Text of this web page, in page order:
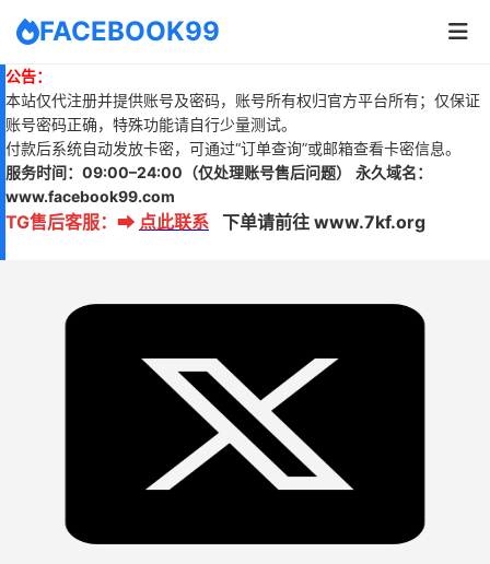
FACEBOOK99
公告：
本站仅代注册并提供账号及密码，账号所有权归官方平台所有；仅保证
账号密码正确，特殊功能请自行少量测试。
付款后系统自动发放卡密，可通过“订单查询”或邮箱查看卡密信息。
服务时间： 09:00–24:00 （仅处理账号售后问题）
永久域名：
www.facebook99.com
TG售后客服： ➡ 点此联系 下单请前往 www.7kf.org